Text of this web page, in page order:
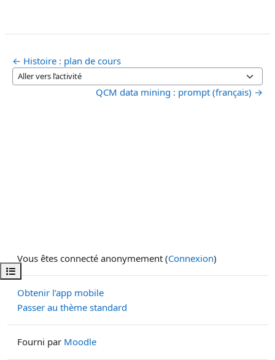
Ouvrir l’index du cours
← Histoire : plan de cours
Aller vers l’activité
QCM data mining : prompt (français) →
Vous êtes connecté anonymement (Connexion)
Obtenir l’app mobile
Passer au thème standard
Fourni par Moodle